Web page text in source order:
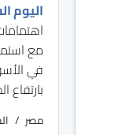
اليوم
مع
في
بارتفاع
مصر